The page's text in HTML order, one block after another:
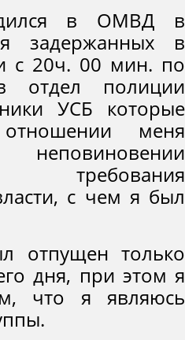
в ОМВД в
задержанных в
с 20ч. 00 мин. по
отдел полиции
УСБ которые
меня
требования
с чем я был
только
дня, при этом я
что я являюсь